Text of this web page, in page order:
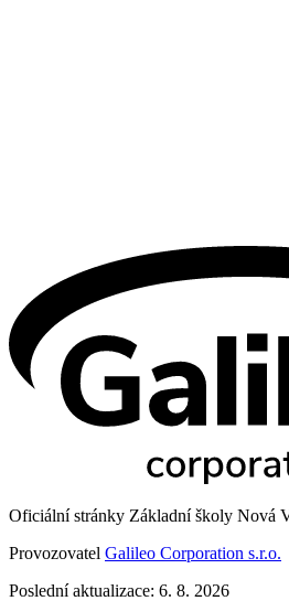
Oficiální stránky Základní školy Nová
Provozovatel Galileo Corporation s.r.o.
Poslední aktualizace: 6. 8. 2026